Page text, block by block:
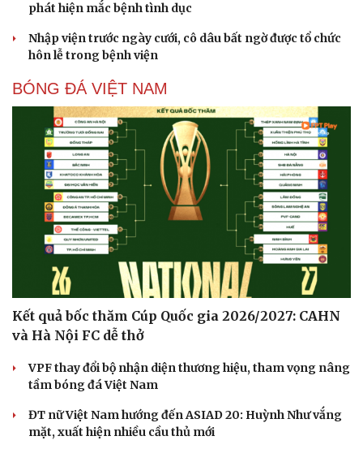
Sân khấu - Điện ảnh
Văn học
Nghệ sĩ
phát hiện mắc bệnh tình dục
Nhập viện trước ngày cưới, cô dâu bất ngờ được tổ chức
hôn lễ trong bệnh viện
BÓNG ĐÁ VIỆT NAM
Kết quả bốc thăm Cúp Quốc gia 2026/2027: CAHN
và Hà Nội FC dễ thở
VPF thay đổi bộ nhận diện thương hiệu, tham vọng nâng
tầm bóng đá Việt Nam
ĐT nữ Việt Nam hướng đến ASIAD 20: Huỳnh Như vắng
mặt, xuất hiện nhiều cầu thủ mới